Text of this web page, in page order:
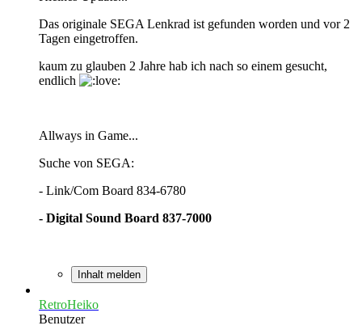
Das originale SEGA Lenkrad ist gefunden worden und vor 2
Tagen eingetroffen.
kaum zu glauben 2 Jahre hab ich nach so einem gesucht,
endlich
Allways in Game...
Suche von SEGA:
- Link/Com Board 834-6780
- Digital Sound Board 837-7000
Inhalt melden
RetroHeiko
Benutzer